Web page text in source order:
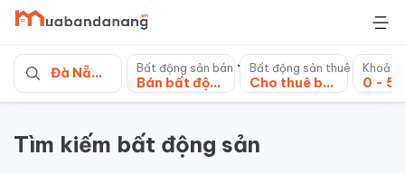
Skip
content
Đà Nẵng Bất động sản bán
Bán bất động sản khác
Bất động sản thuê
Cho thuê bất động sản khác
Tìm kiếm bất động sản